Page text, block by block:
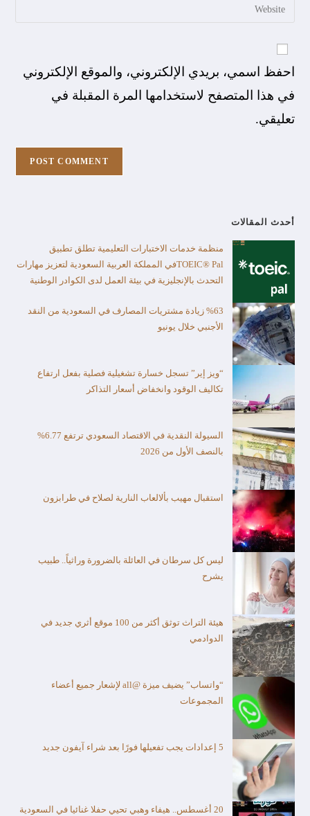
احفظ اسمي، بريدي الإلكتروني، والموقع الإلكتروني
في هذا المتصفح لاستخدامها المرة المقبلة في
تعليقي.
أحدث المقالات
منظمة خدمات الاختبارات التعليمية تطلق تطبيق
TOEIC® Palفي المملكة العربية السعودية لتعزيز مهارات
التحدث بالإنجليزية في بيئة العمل لدى الكوادر الوطنية
%63 زيادة مشتريات المصارف في السعودية من النقد
الأجنبي خلال يونيو
“ويز إير” تسجل خسارة تشغيلية فصلية بفعل ارتفاع
تكاليف الوقود وانخفاض أسعار التذاكر
السيولة النقدية في الاقتصاد السعودي ترتفع 6.77%
بالنصف الأول من 2026
استقبال مهيب بألالعاب النارية لصلاح في طرابزون
ليس كل سرطان في العائلة بالضرورة وراثياً.. طبيب
يشرح
هيئة التراث توثق أكثر من 100 موقع أثري جديد في
الدوادمي
“واتساب” يضيف ميزة @all لإشعار جميع أعضاء
المجموعات
5 إعدادات يجب تفعيلها فورًا بعد شراء آيفون جديد
20 أغسطس.. هيفاء وهبي تحيي حفلا غنائيا في السعودية